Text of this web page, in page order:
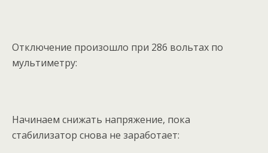
Отключение произошло при 286 вольтах по
мультиметру:
Начинаем снижать напряжение, пока
стабилизатор снова не заработает: